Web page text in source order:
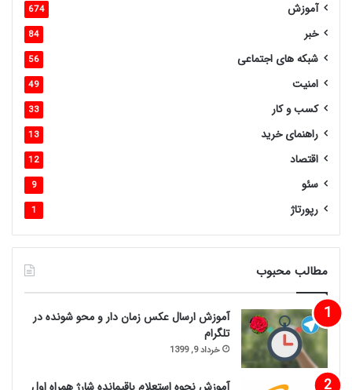
آموزش 674
خبر 84
شبکه های اجتماعی 56
امنیت 49
کسب و کار 33
راهنمای خرید 13
اقتصاد 12
سئو 9
رپورتاژ 1
مطالب محبوب
آموزش ارسال عکس زمان دار و محو شونده در
تلگرام
خرداد 9, 1399